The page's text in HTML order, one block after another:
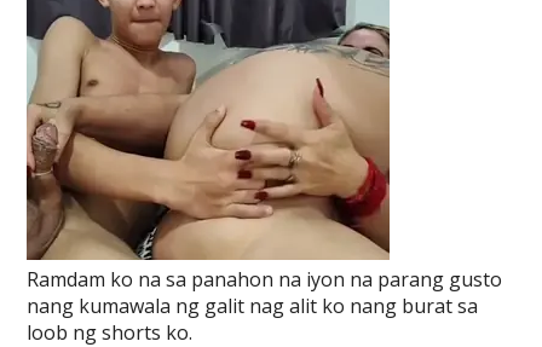
Ramdam ko na sa panahon na iyon na parang gusto
nang kumawala ng galit nag alit ko nang burat sa
loob ng shorts ko.